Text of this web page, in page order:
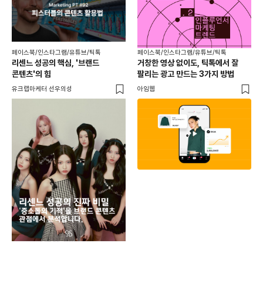
페이스북/인스타그램/유튜브/틱톡
리센느 성공의 핵심, '브랜드
콘텐츠'의 힘
유크랩마케터 선우의성
페이스북/인스타그램/유튜브/틱톡
거창한 영상 없이도, 틱톡에서 잘
팔리는 광고 만드는 3가지 방법
아임웹